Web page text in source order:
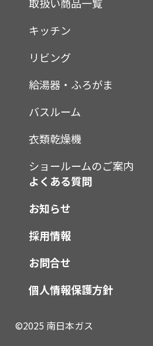
キッチン
リビング
給湯器・ふろがま
バスルーム
衣類乾燥機
ショールームのご案内
よくある質問
お知らせ
採用情報
お問合せ
個人情報保護方針
©2025 南日本ガス